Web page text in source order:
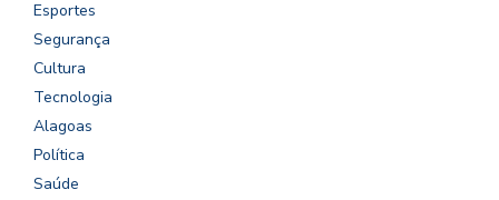
Esportes
Segurança
Cultura
Tecnologia
Alagoas
Política
Saúde